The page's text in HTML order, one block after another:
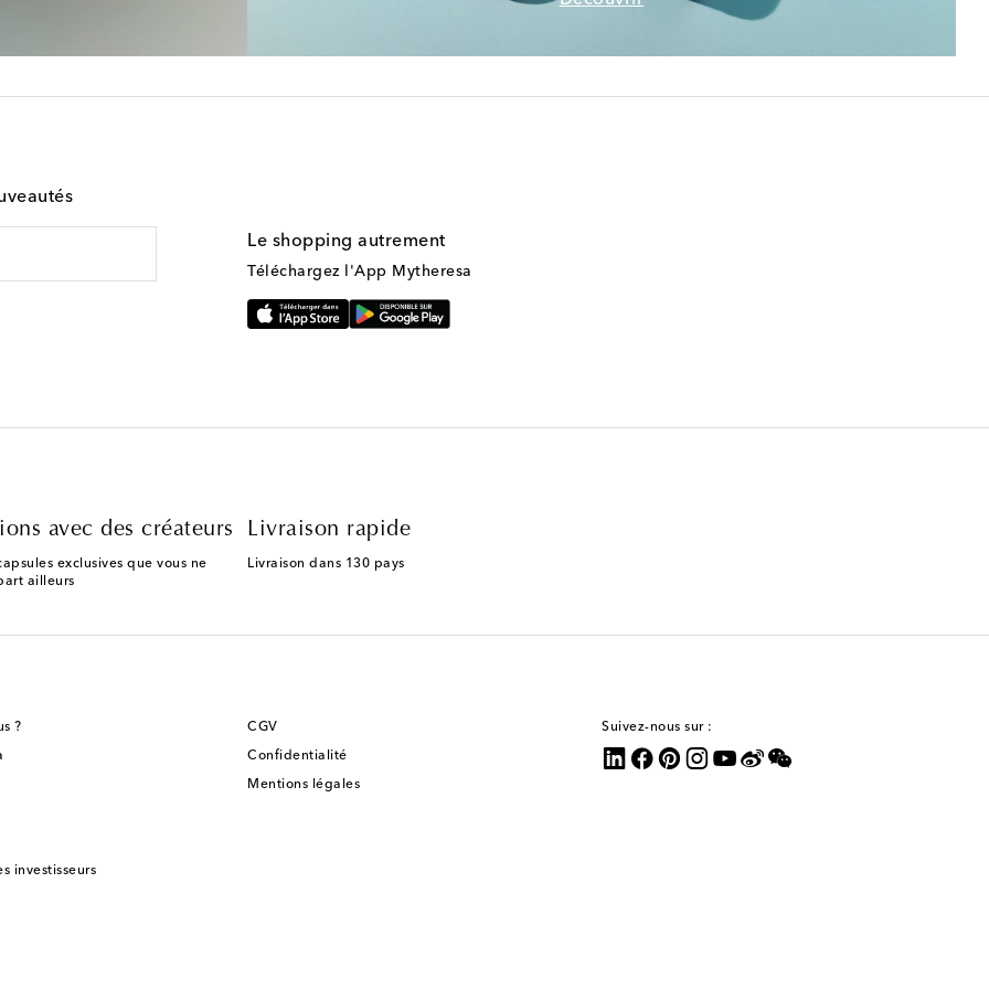
Le shopping autrement
Téléchargez l'App Mytheresa
avec des créateurs
exclusives que vous ne
ailleurs
Livraison rapide
Livraison dans 130 pays
?
investisseurs
CGV
Confidentialité
Mentions légales
Suivez-nous sur :